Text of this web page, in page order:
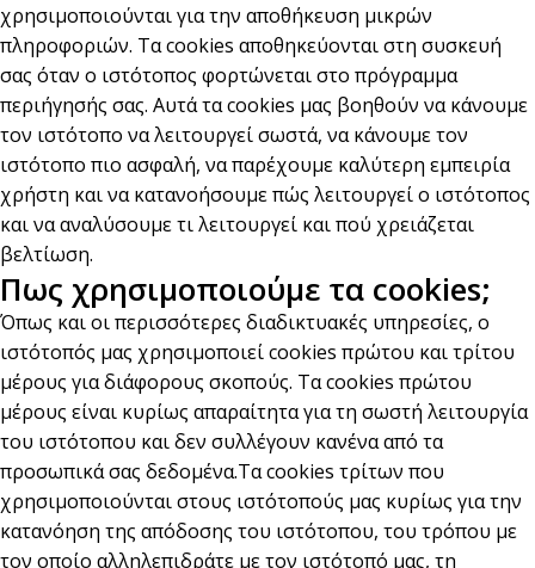
χρησιμοποιούνται για την αποθήκευση μικρών
πληροφοριών. Τα cookies αποθηκεύονται στη συσκευή
σας όταν ο ιστότοπος φορτώνεται στο πρόγραμμα
περιήγησής σας. Αυτά τα cookies μας βοηθούν να κάνουμε
τον ιστότοπο να λειτουργεί σωστά, να κάνουμε τον
ιστότοπο πιο ασφαλή, να παρέχουμε καλύτερη εμπειρία
χρήστη και να κατανοήσουμε πώς λειτουργεί ο ιστότοπος
και να αναλύσουμε τι λειτουργεί και πού χρειάζεται
βελτίωση.
Πως χρησιμοποιούμε τα cookies;
Όπως και οι περισσότερες διαδικτυακές υπηρεσίες, ο
ιστότοπός μας χρησιμοποιεί cookies πρώτου και τρίτου
μέρους για διάφορους σκοπούς. Τα cookies πρώτου
μέρους είναι κυρίως απαραίτητα για τη σωστή λειτουργία
του ιστότοπου και δεν συλλέγουν κανένα από τα
προσωπικά σας δεδομένα.Τα cookies τρίτων που
χρησιμοποιούνται στους ιστότοπούς μας κυρίως για την
κατανόηση της απόδοσης του ιστότοπου, του τρόπου με
τον οποίο αλληλεπιδράτε με τον ιστότοπό μας, τη